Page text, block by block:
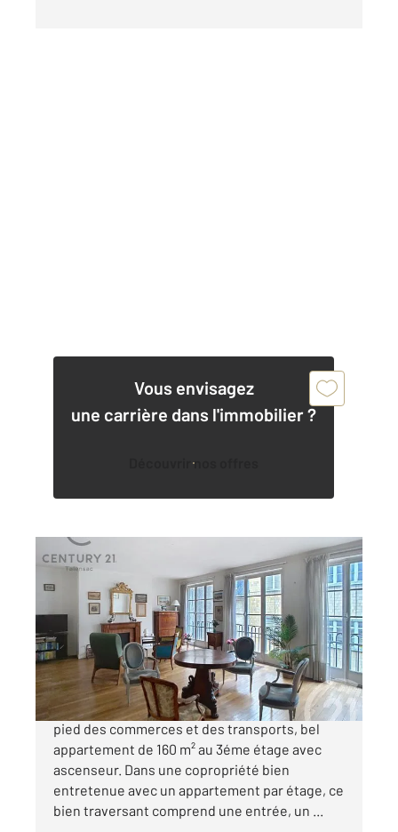
Vous envisagez
une carrière dans l'immobilier ?
Découvrir nos offres
NANTES 44
, 6 pièces
Ref : 15287
Appartement F5 à vendre
375 000 €
NANTES-CENTRE VILLE En cœur de ville, au
pied des commerces et des transports, bel
appartement de 160 m² au 3éme étage avec
ascenseur. Dans une copropriété bien
entretenue avec un appartement par étage, ce
bien traversant comprend une entrée, un ...